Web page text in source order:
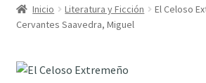
Libros
Inicio Literatura y Ficción
El Celoso
Cervantes Saavedra, Miguel